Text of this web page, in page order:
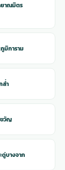
าณมิตร
มิการาม
ล่ำ
วัญ
ดู่บางจาก